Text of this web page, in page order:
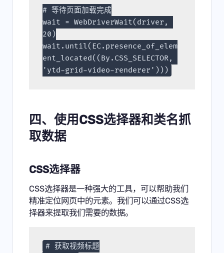
# 等待页面加载完成
wait = WebDriverWait(driver,
20)
wait.until(EC.presence_of_elem
ent_located((By.CSS_SELECTOR,
'ytd-grid-video-renderer')))
四、使用CSS选择器和类名抓
取数据
CSS选择器
CSS选择器是一种强大的工具，可以帮助我们
精准定位网页中的元素。我们可以通过CSS选
择器来提取我们需要的数据。
# 获取视频标题